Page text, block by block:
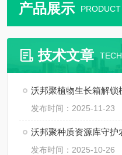
产品展示
技术文章
沃邦聚植物生长箱解锁
发布时间：2025-11-23
沃邦聚种质资源库守护
发布时间：2025-10-26